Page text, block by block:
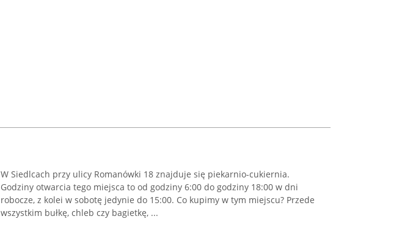
W Siedlcach przy ulicy Romanówki 18 znajduje się piekarnio-cukiernia.
Godziny otwarcia tego miejsca to od godziny 6:00 do godziny 18:00 w dni
robocze, z kolei w sobotę jedynie do 15:00. Co kupimy w tym miejscu? Przede
wszystkim bułkę, chleb czy bagietkę, ...